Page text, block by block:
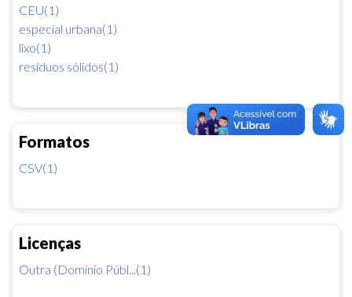
CEU(1)
especial urbana(1)
lixo(1)
resíduos sólidos(1)
Formatos
CSV(1)
Licenças
Outra (Domínio Públ...(1)